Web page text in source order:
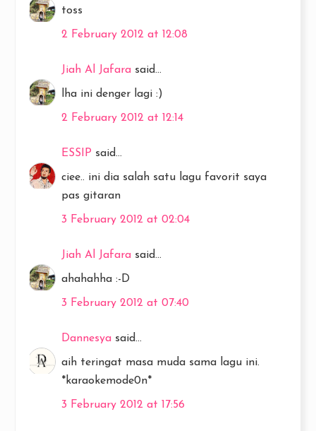
toss
2 February 2012 at 12:08
Jiah Al Jafara said...
lha ini denger lagi :)
2 February 2012 at 12:14
ESSIP said...
ciee.. ini dia salah satu lagu favorit saya
pas gitaran
3 February 2012 at 02:04
Jiah Al Jafara said...
ahahahha :-D
3 February 2012 at 07:40
Dannesya said...
aih teringat masa muda sama lagu ini.
*karaokemode0n*
3 February 2012 at 17:56